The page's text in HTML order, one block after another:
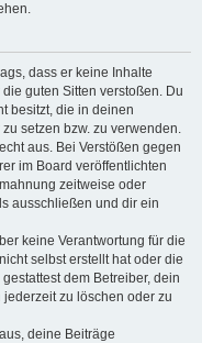
dass er keine Inhalte
guten Sitten verstoßen. Du
besitzt, die in deinen
setzen bzw. zu verwenden.
aus. Bei Verstößen gegen
im Board veröffentlichten
zeitweise oder
ausschließen und dir ein
keine Verantwortung für die
selbst erstellt hat oder die
dem Betreiber, dein
zu löschen oder zu
deine Beiträge